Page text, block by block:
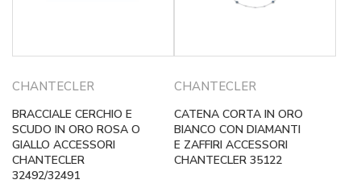
CHANTECLER
BRACCIALE CERCHIO E
SCUDO IN ORO ROSA O
GIALLO ACCESSORI
CHANTECLER
32492/32491
CHANTECLER
CATENA CORTA IN ORO
BIANCO CON DIAMANTI
E ZAFFIRI ACCESSORI
CHANTECLER 35122